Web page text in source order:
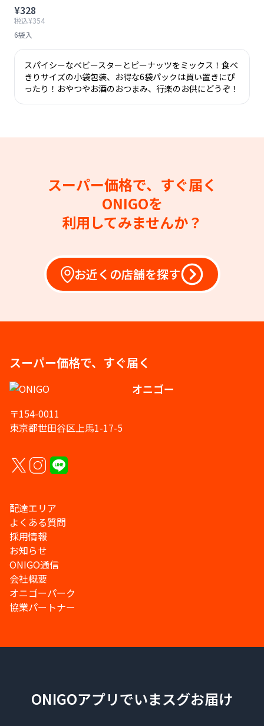
¥328
税込¥354
6袋入
スパイシーなベビースターとピーナッツをミックス！食べ
きりサイズの小袋包装、お得な6袋パックは買い置きにぴ
ったり！おやつやお酒のおつまみ、行楽のお供にどうぞ！
スーパー価格で、すぐ届く
ONIGOを
利用してみませんか？
お近くの店舗を探す
スーパー価格で、すぐ届く
オニゴー
〒154-0011
東京都世田谷区上馬1-17-5
配達エリア
よくある質問
採用情報
お知らせ
ONIGO通信
会社概要
オニゴーパーク
協業パートナー
ONIGOアプリでいまスグお届け